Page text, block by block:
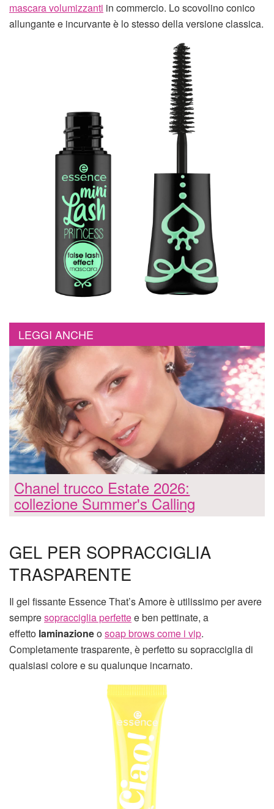
mascara volumizzanti in commercio. Lo scovolino conico
allungante e incurvante è lo stesso della versione classica.
LEGGI ANCHE
Chanel trucco Estate 2026:
collezione Summer's Calling
GEL PER SOPRACCIGLIA
TRASPARENTE
Il gel fissante Essence That’s Amore è utilissimo per avere
sempresopracciglia perfettee ben pettinate, a
effetto laminazioneosoap brows come i vip.
Completamente trasparente, è perfetto su sopracciglia di
qualsiasi colore e su qualunque incarnato.